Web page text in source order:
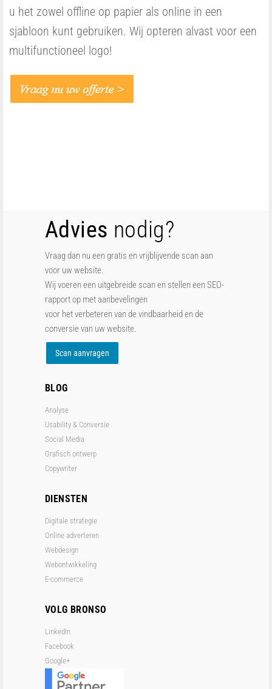
u het zowel offline op papier als online in een
sjabloon kunt gebruiken. Wij opteren alvast voor een
multifunctioneel logo!
Advies nodig?
Vraag dan nu een gratis en vrijblijvende scan aan
voor uw website.
Wij voeren een uitgebreide scan en stellen een SEO-
rapport op met aanbevelingen
voor het verbeteren van de vindbaarheid en de
conversie van uw website.
Scan aanvragen
BLOG
Analyse
Usability & Conversie
Social Media
Grafisch ontwerp
Copywriter
DIENSTEN
Digitale strategie
Online adverteren
Webdesign
Webontwikkeling
E-commerce
VOLG BRONSO
LinkedIn
Facebook
Google+